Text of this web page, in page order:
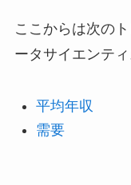
ここからは次の
ータサイエンテ
平均年収
需要